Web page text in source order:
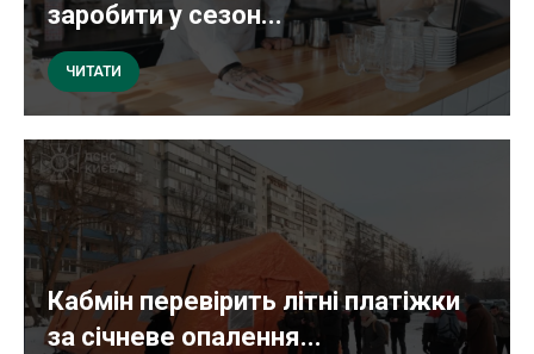
заробити у сезон...
ЧИТАТИ
Кабмін перевірить літні платіжки
за січневе опалення...